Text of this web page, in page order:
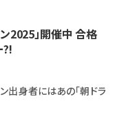
2025」開催中 合格
?!
出身者にはあの「朝ドラ